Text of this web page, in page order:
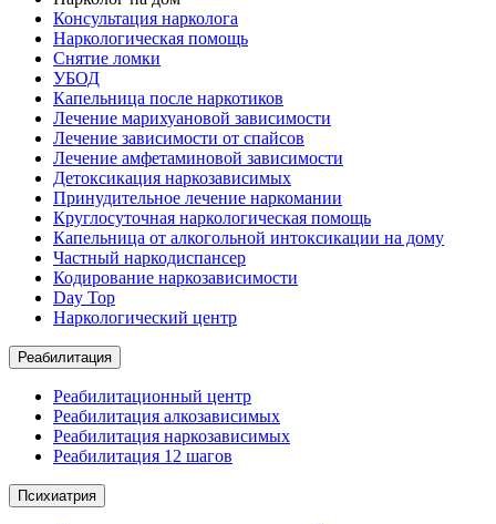
Консультация нарколога
Наркологическая помощь
Снятие ломки
УБОД
Капельница после наркотиков
Лечение марихуановой зависимости
Лечение зависимости от спайсов
Лечение амфетаминовой зависимости
Детоксикация наркозависимых
Принудительное лечение наркомании
Круглосуточная наркологическая помощь
Капельница от алкогольной интоксикации на дому
Частный наркодиспансер
Кодирование наркозависимости
Day Top
Наркологический центр
Реабилитация
Реабилитационный центр
Реабилитация алкозависимых
Реабилитация наркозависимых
Реабилитация 12 шагов
Психиатрия